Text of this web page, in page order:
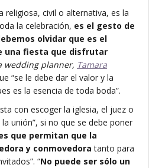
religiosa, civil o alternativa, es la
la celebración, es el gesto de
olvidar que es el
una fiesta que disfrutar
wedding planner, Tamara
“se le debe dar el valor y la
es la esencia de toda boda”.
con escoger la iglesia, el juez o
unión”, si no que se debe poner
que permitan que la
y conmovedora tanto para
“No puede ser sólo un